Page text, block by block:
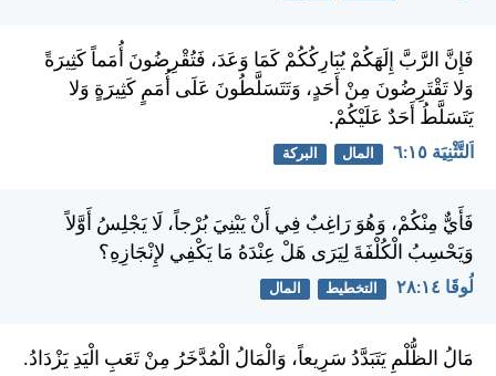
فَإِنَّ الرَّبَّ إِلَهَكُمْ يُبَارِكُكُمْ كَمَا وَعَدَ، فَتُقْرِضُونَ أُمَماً كَثِيرَةً
وَلا تَقْتَرِضُونَ مِنْ أَحَدٍ، وَتَتَسَلَّطُونَ عَلَى أُمَمٍ كَثِيرَةٍ وَلا
يَتَسَلَّطُ أَحَدٌ عَلَيْكُمْ.
اَلتَّثْنِيَة ١٥:‏٦ المال البركة
فَأَيٌّ مِنْكُمْ، وَهُوَ رَاغِبٌ فِي أَنْ يَبْنِيَ بُرْجاً، لَا يَجْلِسُ أَوَّلاً
وَيَحْسِبُ الْكُلْفَةَ لِيَرَى هَلْ عِنْدَهُ مَا يَكْفِي لإِنْجَازِهِ؟
لُوقَا ١٤:‏٢٨ التخطيط المال
مَالُ الظُّلْمِ يَتَبَدَّدُ سَرِيعاً، وَالْمَالُ الْمُدَّخَرُ مِنْ تَعَبِ الْيَدِ يَزْدَادُ.